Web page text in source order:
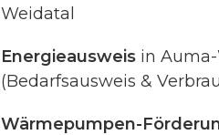
Weidatal
Energieausweis in
(Bedarfsausweis &
Wärmepumpen-